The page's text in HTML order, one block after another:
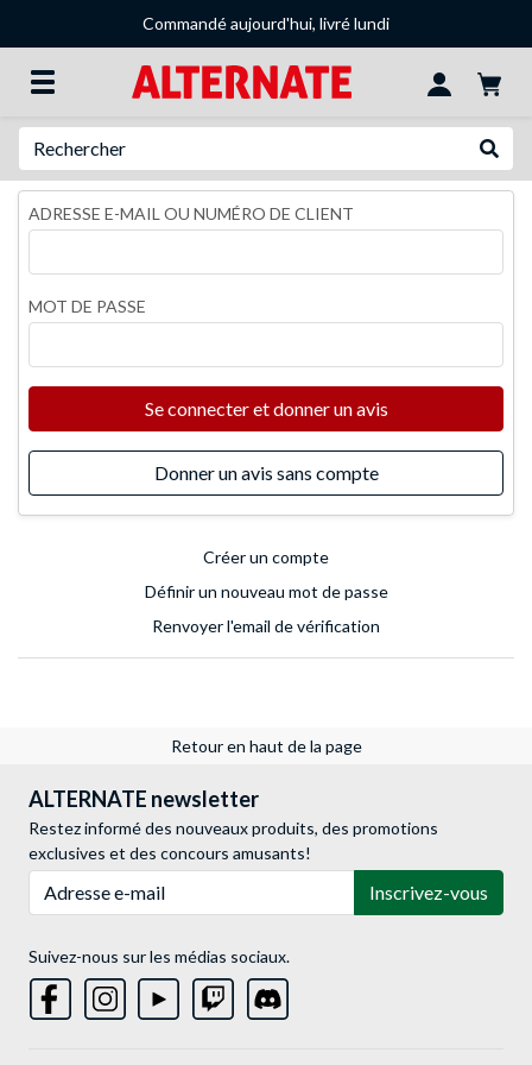
Commandé aujourd'hui, livré lundi
ADRESSE E-MAIL OU NUMÉRO DE CLIENT
MOT DE PASSE
Se connecter et donner un avis
Donner un avis sans compte
Créer un compte
Définir un nouveau mot de passe
Renvoyer l'email de vérification
Retour en haut de la page
ALTERNATE newsletter
Restez informé des nouveaux produits, des promotions
exclusives et des concours amusants!
Inscrivez-vous
Suivez-nous sur les médias sociaux.